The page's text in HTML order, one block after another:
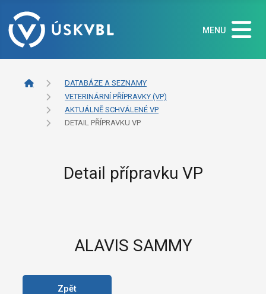
MENU
DATABÁZE A SEZNAMY
VETERINÁRNÍ PŘÍPRAVKY (VP)
AKTUÁLNĚ SCHVÁLENÉ VP
DETAIL PŘÍPRAVKU VP
Detail přípravku VP
ALAVIS SAMMY
Zpět